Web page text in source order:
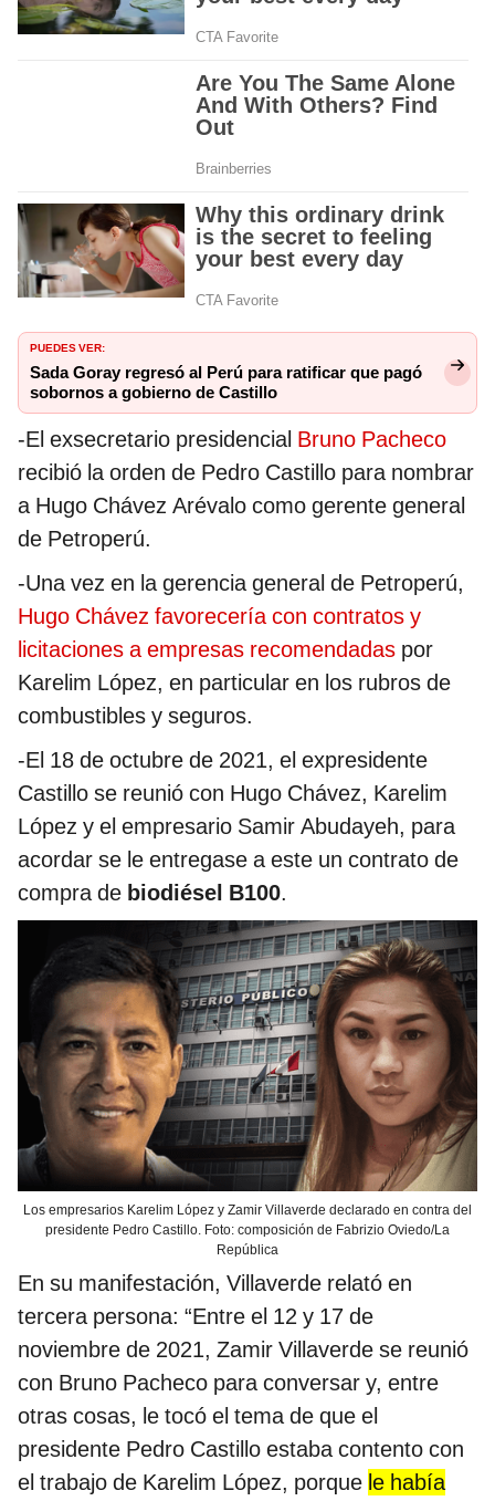
PUEDES VER:
Sada Goray regresó al Perú para ratificar que pagó
sobornos a gobierno de Castillo
-El exsecretario presidencial Bruno Pacheco
recibió la orden de Pedro Castillo para nombrar
a Hugo Chávez Arévalo como gerente general
de Petroperú.
-Una vez en la gerencia general de Petroperú,
Hugo Chávez favorecería con contratos y
licitaciones a empresas recomendadas por
Karelim López, en particular en los rubros de
combustibles y seguros.
-El 18 de octubre de 2021, el expresidente
Castillo se reunió con Hugo Chávez, Karelim
López y el empresario Samir Abudayeh, para
acordar se le entregase a este un contrato de
compra de biodiésel B100.
Los empresarios Karelim López y Zamir Villaverde declarado en contra del
presidente Pedro Castillo. Foto: composición de Fabrizio Oviedo/La
República
En su manifestación, Villaverde relató en
tercera persona: “Entre el 12 y 17 de
noviembre de 2021, Zamir Villaverde se reunió
con Bruno Pacheco para conversar y, entre
otras cosas, le tocó el tema de que el
presidente Pedro Castillo estaba contento con
el trabajo de Karelim López, porque le había